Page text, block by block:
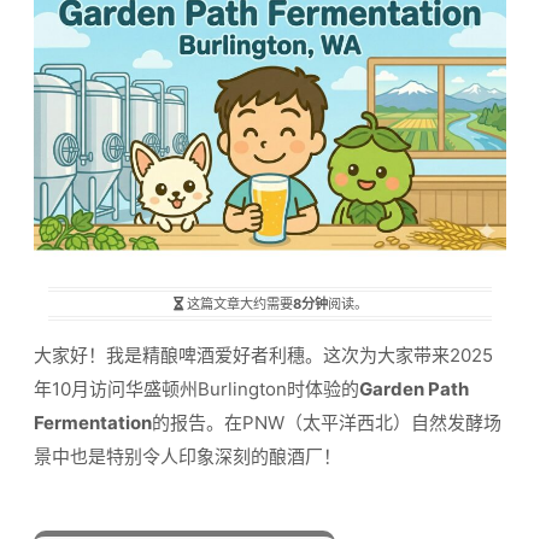
这篇文章大约需要8分钟阅读。
大家好！我是精酿啤酒爱好者利穗。这次为大家带来2025
年10月访问华盛顿州Burlington时体验的Garden Path
Fermentation的报告。在PNW（太平洋西北）自然发酵场
景中也是特别令人印象深刻的酿酒厂！